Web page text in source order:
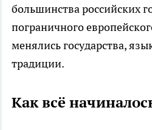
большинства российских
пограничного
менялись государства,
традиции.
Как всё